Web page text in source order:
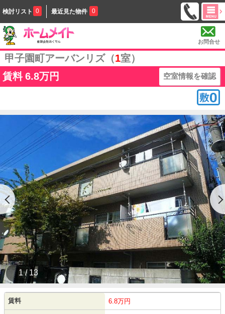
検討リスト 0 最近見た物件 0
お問合せ
甲子園町アーバンリズ（1室）
賃料 6.8万円 空室情報を確認
1 / 13
賃料 6.8万円